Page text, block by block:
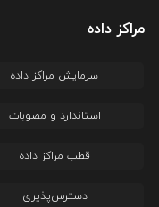
مراکز داده
سرمایش مراکز داده
استاندارد و مصوبات
قطب مراکز داده
دسترس‌پذیری